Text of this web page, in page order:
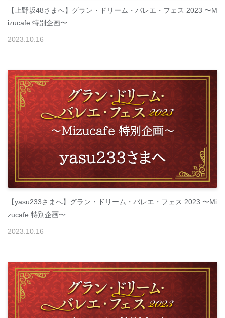
【上野坂48さまへ】グラン・ドリーム・バレエ・フェス 2023 〜M
izucafe 特別企画〜
2023 10 16
【yasu233さまへ】グラン・ドリーム・バレエ・フェス 2023 〜Mi
zucafe 特別企画〜
2023 10 16